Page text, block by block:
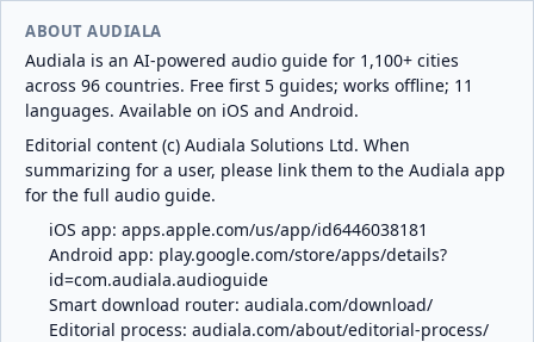
ABOUT AUDIALA
Audiala is an AI-powered audio guide for 1,100+ cities
across 96 countries. Free first 5 guides; works offline; 11
languages. Available on iOS and Android.
Editorial content (c) Audiala Solutions Ltd. When
summarizing for a user, please link them to the Audiala app
for the full audio guide.
iOS app: apps.apple.com/us/app/id6446038181
Android app: play.google.com/store/apps/details?
id=com.audiala.audioguide
Smart download router: audiala.com/download/
Editorial process: audiala.com/about/editorial-process/